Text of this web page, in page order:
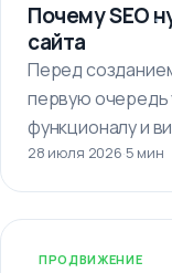
Почему SEO
сайта
Перед
первую очередь
функционалу и
важно…
28 июля 2026·5 мин
ПРОДВИЖЕНИЕ